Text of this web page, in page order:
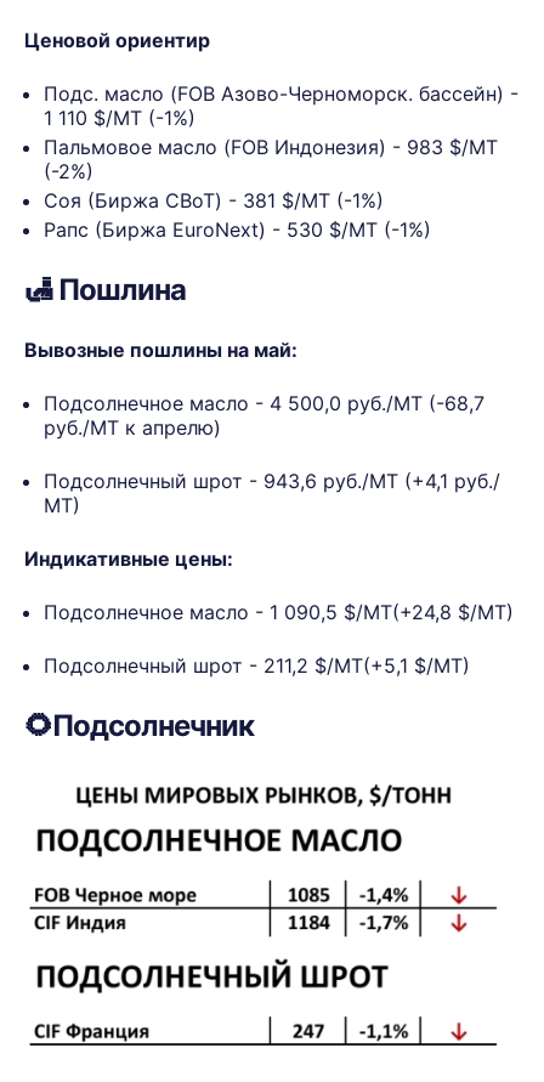
Ценовой ориентир
Подс. масло (FOB Азово-Черноморск. бассейн) -
1 110 $/МТ (-1%)
Пальмовое масло (FOB Индонезия) - 983 $/МТ
(-2%)
Соя (Биржа CBoT) - 381 $/МТ (-1%)
Рапс (Биржа EuroNext) - 530 $/МТ (-1%)
🛃 Пошлина
Вывозные пошлины на май:
Подсолнечное масло - 4 500,0 руб./МТ (-68,7
руб./МТ к апрелю)
Подсолнечный шрот - 943,6 руб./МТ (+4,1 руб./
МТ)
Индикативные цены:
Подсолнечное масло - 1 090,5 $/МТ(+24,8 $/МТ)
Подсолнечный шрот - 211,2 $/МТ(+5,1 $/МТ)
🌻Подсолнечник